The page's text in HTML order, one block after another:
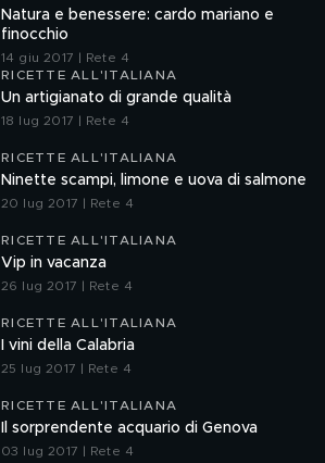
Natura e benessere: cardo mariano e
finocchio
14 giu 2017 | Rete 4
RICETTE ALL'ITALIANA
Un artigianato di grande qualità
18 lug 2017 | Rete 4
RICETTE ALL'ITALIANA
Ninette scampi, limone e uova di salmone
20 lug 2017 | Rete 4
RICETTE ALL'ITALIANA
Vip in vacanza
26 lug 2017 | Rete 4
RICETTE ALL'ITALIANA
I vini della Calabria
25 lug 2017 | Rete 4
RICETTE ALL'ITALIANA
Il sorprendente acquario di Genova
03 lug 2017 | Rete 4